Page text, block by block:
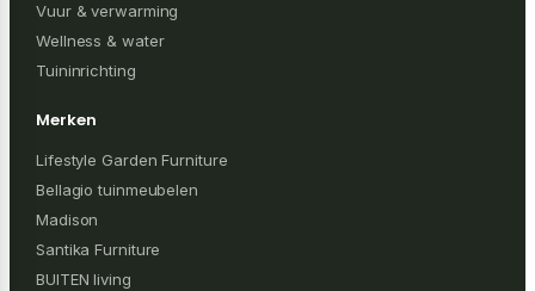
Vuur & verwarming
Wellness & water
Tuininrichting
Merken
Lifestyle Garden Furniture
Bellagio tuinmeubelen
Madison
Santika Furniture
BUITEN living